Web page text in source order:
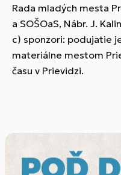
Rada mladých mesta
a SOŠOaS, Nábr. J.
c) sponzori: podujatie
materiálne mestom
času v Prievidzi.